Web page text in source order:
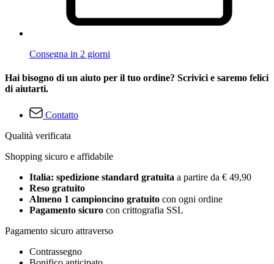
Consegna in 2 giorni
Hai bisogno di un aiuto per il tuo ordine? Scrivici e saremo felici
di aiutarti.
Contatto
Qualità verificata
Shopping sicuro e affidabile
Italia: spedizione standard gratuita a partire da € 49,90
Reso gratuito
Almeno 1 campioncino gratuito con ogni ordine
Pagamento sicuro con crittografia SSL
Pagamento sicuro attraverso
Contrassegno